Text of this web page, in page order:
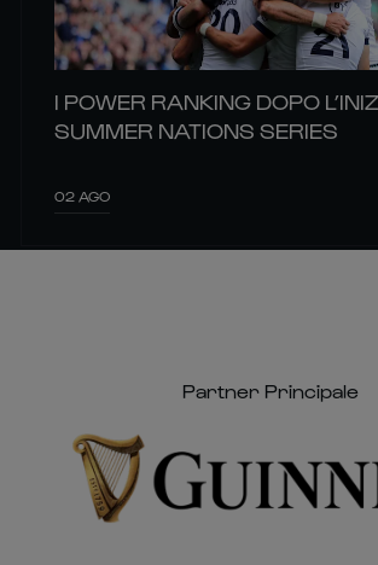
I POWER RANKING DOPO
SUMMER NATIONS SERIES
02 AGO
Partner Principale